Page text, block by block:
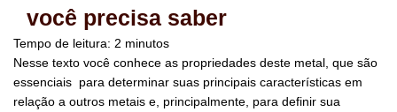
você precisa saber
Tempo de leitura: 2 minutos
Nesse texto você conhece as propriedades deste metal, que são
essenciais para determinar suas principais características em
relação a outros metais e, principalmente, para definir sua